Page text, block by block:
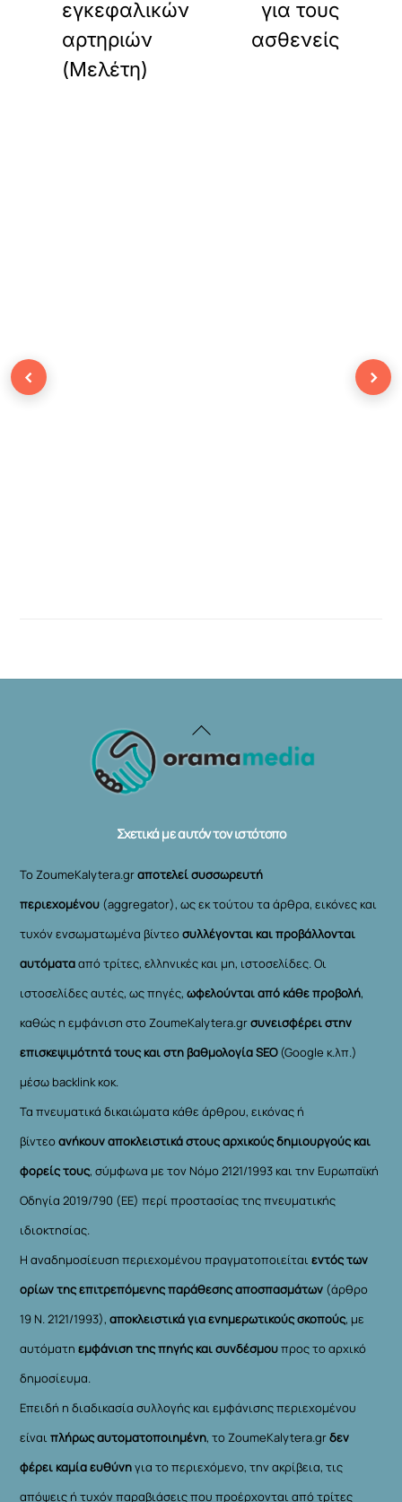
εγκεφαλικών
αρτηριών
(Μελέτη)
για τους
ασθενείς
Back
To
Σχετικά με αυτόν τον ιστότοπο
Το ZoumeKalytera.grαποτελεί συσσωρευτή
περιεχομένου (aggregator), ως εκ τούτου τα άρθρα, εικόνες και
τυχόν ενσωματωμένα βίντεοσυλλέγονται και προβάλλονται
αυτόματααπό τρίτες, ελληνικές και μη, ιστοσελίδες. Οι
ιστοσελίδες αυτές, ως πηγές,ωφελούνται από κάθε προβολή,
καθώς η εμφάνιση στο ZoumeKalytera.grσυνεισφέρει στην
επισκεψιμότητά τους και στη βαθμολογία SEO(Google κ.λπ.)
μέσω backlink κοκ.
Τα πνευματικά δικαιώματα κάθε άρθρου, εικόνας ή
βίντεοανήκουν αποκλειστικά στους αρχικούς δημιουργούς και
φορείς τους, σύμφωνα με τον Νόμο 2121/1993 και την Ευρωπαϊκή
Οδηγία 2019/790 (ΕΕ) περί προστασίας της πνευματικής
ιδιοκτησίας.
Η αναδημοσίευση περιεχομένου πραγματοποιείταιεντός των
ορίων της επιτρεπόμενης παράθεσης αποσπασμάτων (άρθρο
19 Ν. 2121/1993), αποκλειστικά για ενημερωτικούς σκοπούς, με
αυτόματηεμφάνιση της πηγής και συνδέσμουπρος το αρχικό
δημοσίευμα.
Επειδή η διαδικασία συλλογής και εμφάνισης περιεχομένου
είναιπλήρως αυτοματοποιημένη, το ZoumeKalytera.grδεν
φέρει καμία ευθύνηγια το περιεχόμενο, την ακρίβεια, τις
απόψεις ή τυχόν παραβιάσεις που προέρχονται από τρίτες
‹ ›